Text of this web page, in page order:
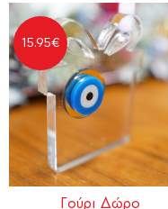
15.95€
Γούρι Δώρο